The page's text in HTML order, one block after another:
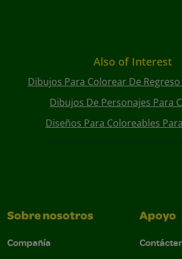
Also of Interest
Dibujos Para Colorear De Regreso
Dibujos De Personajes Para
Diseños Para Coloreables
Sobre nosotros
Compañía
Apoyo